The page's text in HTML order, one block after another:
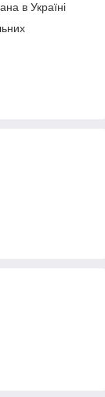
в Україні